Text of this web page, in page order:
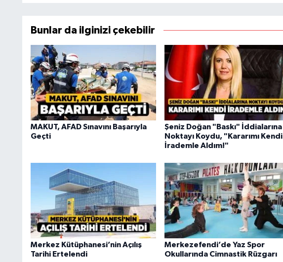
Bunlar da ilginizi çekebilir
MAKUT, AFAD Sınavını Başarıyla
Geçti
Şeniz Doğan "Baskı" İddialarına
Noktayı Koydu, "Kararımı Kendi
İrademle Aldım!"
Merkez Kütüphanesi’nin Açılış
Tarihi Ertelendi
Merkezefendi’de Yaz Spor
Okullarında Cimnastik Rüzgarı